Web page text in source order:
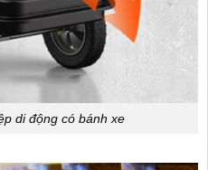
di động có bánh xe